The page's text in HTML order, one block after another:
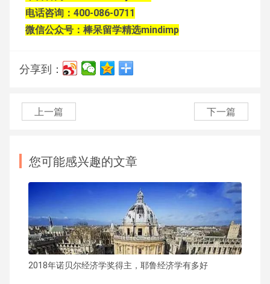
电话咨询：400-086-0711
微信公众号：棒呆留学精选mindimp
分享到：
上一篇 下一篇
您可能感兴趣的文章
2018年诺贝尔经济学奖得主，耶鲁经济学有多好